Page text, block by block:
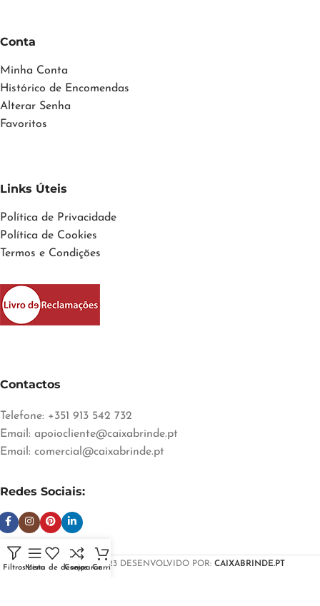
Conta
Minha Conta
Histórico de Encomendas
Alterar Senha
Favoritos
Links Úteis
Política de Privacidade
Política de Cookies
Termos e Condições
Contactos
Telefone: +351 913 542 732
Email: apoiocliente@caixabrinde.pt
Email: comercial@caixabrinde.pt
Redes Sociais:
CAIXABRINDE 2023 DESENVOLVIDO POR: CAIXABRINDE.PT
FiltrosMenu
Lista de desejos
CompararCarrinho